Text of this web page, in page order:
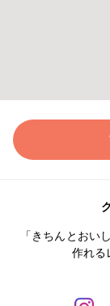
「きちんとおい
作れる